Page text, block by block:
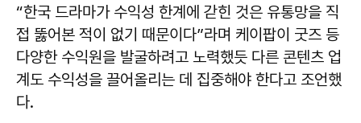
“한국 드라마가 수익성 한계에 갇힌 것은 유통망을 직
접 뚫어본 적이 없기 때문이다”라며 케이팝이 굿즈 등
다양한 수익원을 발굴하려고 노력했듯 다른 콘텐츠 업
계도 수익성을 끌어올리는 데 집중해야 한다고 조언했
다.